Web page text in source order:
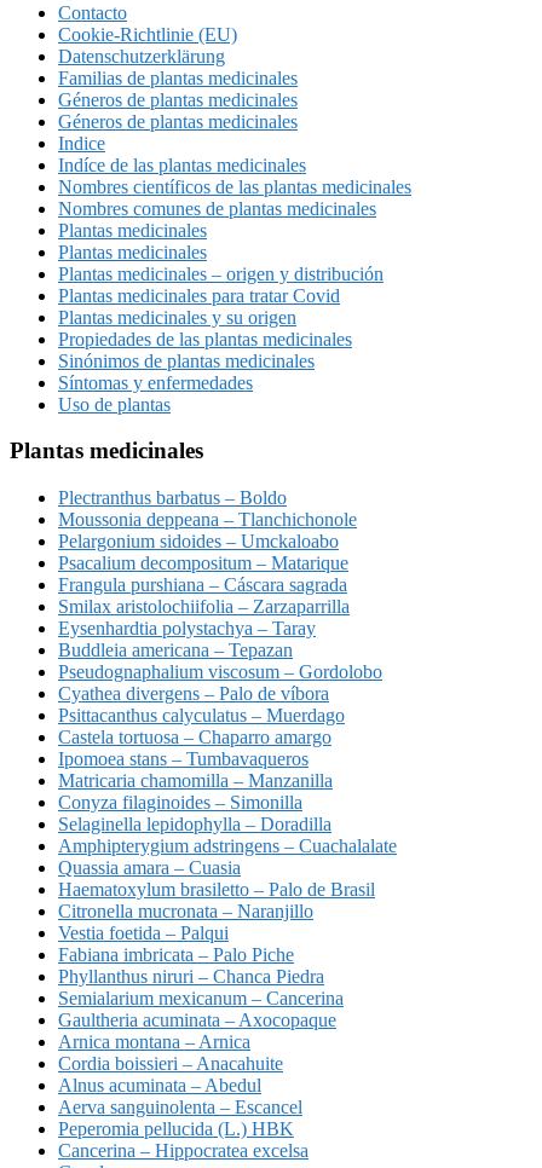
Contacto
Cookie-Richtlinie (EU)
Datenschutzerklärung
Familias de plantas medicinales
Géneros de plantas medicinales
Géneros de plantas medicinales
Indice
Indíce de las plantas medicinales
Nombres científicos de las plantas medicinales
Nombres comunes de plantas medicinales
Plantas medicinales
Plantas medicinales
Plantas medicinales – origen y distribución
Plantas medicinales para tratar Covid
Plantas medicinales y su origen
Propiedades de las plantas medicinales
Sinónimos de plantas medicinales
Síntomas y enfermedades
Uso de plantas
Plantas medicinales
Plectranthus barbatus – Boldo
Moussonia deppeana – Tlanchichonole
Pelargonium sidoides – Umckaloabo
Psacalium decompositum – Matarique
Frangula purshiana – Cáscara sagrada
Smilax aristolochiifolia – Zarzaparrilla
Eysenhardtia polystachya – Taray
Buddleia americana – Tepazan
Pseudognaphalium viscosum – Gordolobo
Cyathea divergens – Palo de víbora
Psittacanthus calyculatus – Muerdago
Castela tortuosa – Chaparro amargo
Ipomoea stans – Tumbavaqueros
Matricaria chamomilla – Manzanilla
Conyza filaginoides – Simonilla
Selaginella lepidophylla – Doradilla
Amphipterygium adstringens – Cuachalalate
Quassia amara – Cuasia
Haematoxylum brasiletto – Palo de Brasil
Citronella mucronata – Naranjillo
Vestia foetida – Palqui
Fabiana imbricata – Palo Piche
Phyllanthus niruri – Chanca Piedra
Semialarium mexicanum – Cancerina
Gaultheria acuminata – Axocopaque
Arnica montana – Arnica
Cordia boissieri – Anacahuite
Alnus acuminata – Abedul
Aerva sanguinolenta – Escancel
Peperomia pellucida (L.) HBK
Cancerina – Hippocratea excelsa